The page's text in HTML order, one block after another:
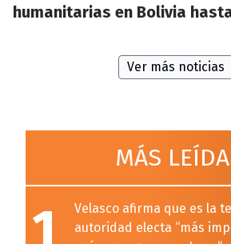
humanitarias en Bolivia
Ver más noticias
MÁS
1
Velasco afirma que es la
autoridad electa “más